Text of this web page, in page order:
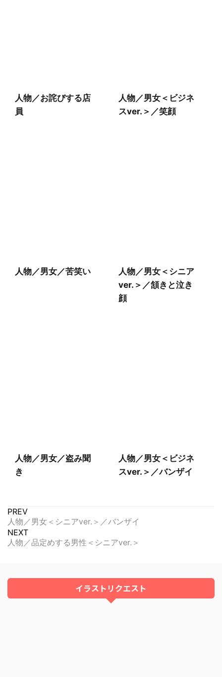
人物／お詫びする店
員
人物／男女＜ビジネ
スver.＞／笑顔
人物／男女／苦笑い
人物／男女＜シニア
ver.＞／頷きと泣き
顔
人物／男女／盗み聞
き
人物／男女＜ビジネ
スver.＞／バンザイ
PREV
人物／男女＜シニアver.＞／バンザイ
NEXT
人物／品定めする男性＜シニアver.＞
イラストリクエスト